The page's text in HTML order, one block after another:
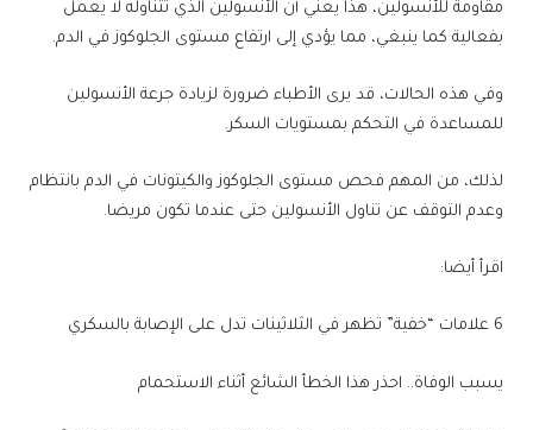
مقاومة للأنسولين، هذا يعني أن الأنسولين الذي تتناوله لا يعمل
بفعالية كما ينبغي، مما يؤدي إلى ارتفاع مستوى الجلوكوز في الدم.
وفي هذه الحالات، قد يرى الأطباء ضرورة لزيادة جرعة الأنسولين
للمساعدة في التحكم بمستويات السكر.
لذلك، من المهم فحص مستوى الجلوكوز والكيتونات في الدم بانتظام
وعدم التوقف عن تناول الأنسولين حتى عندما تكون مريضا.
اقرأ أيضا:
6 علامات “خفية” تظهر في الثلاثينات تدل على الإصابة بالسكري
يسبب الوفاة.. احذر هذا الخطأ الشائع أثناء الاستحمام